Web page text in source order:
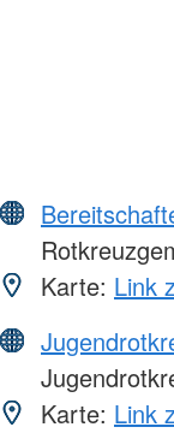
Karte: Link
Karte: Link